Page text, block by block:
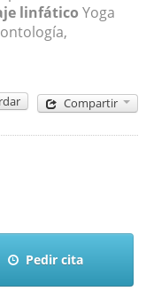
linfático Yoga
Compartir
Pedir cita